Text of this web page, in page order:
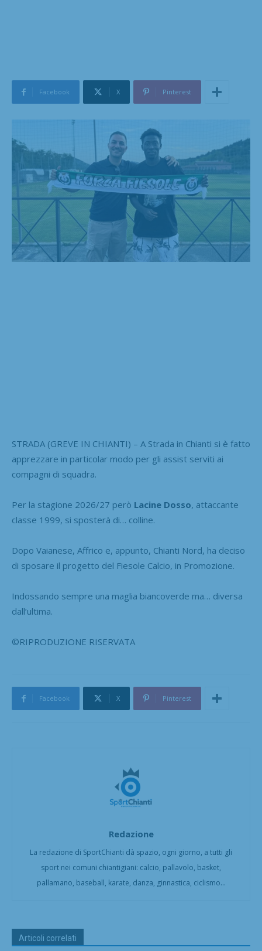
Facebook X Pinterest
STRADA (GREVE IN CHIANTI) – A Strada in Chianti si è fatto
apprezzare in particolar modo per gli assist serviti ai
compagni di squadra.
Per la stagione 2026/27 però Lacine Dosso, attaccante
classe 1999, si sposterà di… colline.
Dopo Vaianese, Affrico e, appunto, Chianti Nord, ha deciso
di sposare il progetto del Fiesole Calcio, in Promozione.
Indossando sempre una maglia biancoverde ma… diversa
dall’ultima.
©RIPRODUZIONE RISERVATA
Facebook X Pinterest
Redazione
La redazione di SportChianti dà spazio, ogni giorno, a tutti gli
sport nei comuni chiantigiani: calcio, pallavolo, basket,
pallamano, baseball, karate, danza, ginnastica, ciclismo...
Articoli correlati